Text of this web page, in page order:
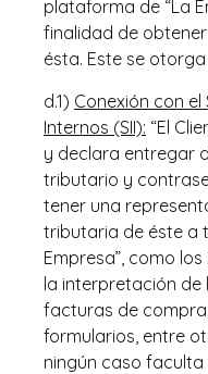
plataforma de “La
finalidad de
ésta. Este se
d.1) Conexión con
Internos (SII): “El
y declara entregar
tributario y
tener una
tributaria de éste a
Empresa”, como
la interpretación de
facturas de
formularios, entre
ningún caso faculta